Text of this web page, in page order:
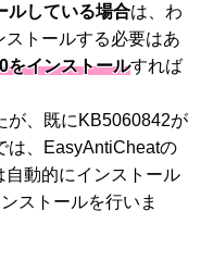
ルしている場合は、わ
トールする必要はあ
をインストールすれば
が、既にKB5060842が
は、EasyAntiCheatの
動的にインストール
ストールを行いま